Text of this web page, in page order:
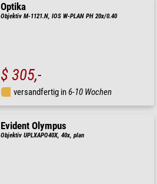
Optika
Objektiv M-1121.N, IOS W-PLAN PH 20x/0.40
$ 305,-
versandfertig in6-10 Wochen
Evident Olympus
Objektiv UPLXAPO40X, 40x, plan